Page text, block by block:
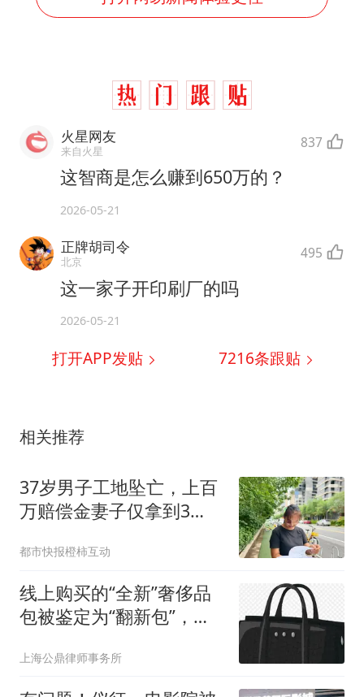
火星网友
来自火星 837
这智商是怎么赚到650万的？
2026-05-21
正牌胡司令
北京 495
这一家子开印刷厂的吗
2026-05-21
打开APP发贴 7216条跟贴
相关推荐
37岁男子工地坠亡，上百
万赔偿金妻子仅拿到3
儿还了外债”，亲属称“钱
可能被烧了”，女方已报
警，法院介入核查
都市快报橙柿互动
线上购买的“全新”奢侈品
包被鉴定为“翻新包”，消
上海公鼎律师事务所